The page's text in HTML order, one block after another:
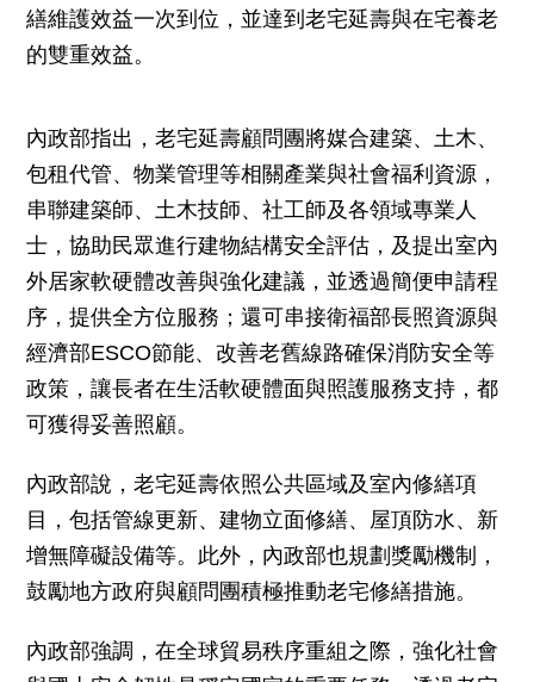
繕維護效益一次到位，並達到老宅延壽與在宅養老
的雙重效益。
內政部指出，老宅延壽顧問團將媒合建築、土木、
包租代管、物業管理等相關產業與社會福利資源，
串聯建築師、土木技師、社工師及各領域專業人
士，協助民眾進行建物結構安全評估，及提出室內
外居家軟硬體改善與強化建議，並透過簡便申請程
序，提供全方位服務；還可串接衛福部長照資源與
經濟部ESCO節能、改善老舊線路確保消防安全等
政策，讓長者在生活軟硬體面與照護服務支持，都
可獲得妥善照顧。
內政部說，老宅延壽依照公共區域及室內修繕項
目，包括管線更新、建物立面修繕、屋頂防水、新
增無障礙設備等。此外，內政部也規劃獎勵機制，
鼓勵地方政府與顧問團積極推動老宅修繕措施。
內政部強調，在全球貿易秩序重組之際，強化社會